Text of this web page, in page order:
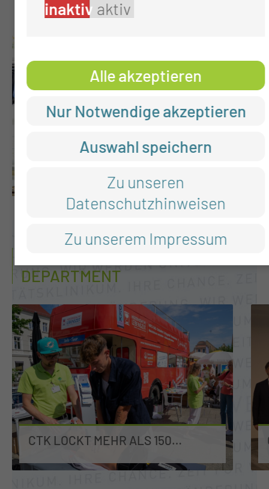
NEUIGKEITEN AUS DEM
DEPARTMENT
CTK LOCKT MEHR ALS 150
inaktiv aktiv
Alle akzeptieren
Nur Notwendige akzeptieren
Auswahl speichern
Zu unseren
Datenschutzhinweisen
Zu unserem Impressum